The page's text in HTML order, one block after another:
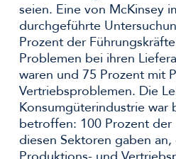
seien. Eine von McKinsey
durchgeführte
Prozent der
Problemen bei ihren
waren und 75 Prozent mit
Vertriebsproblemen. Die
Konsumgüterindustrie war
betroffen: 100 Prozent der
diesen Sektoren gaben an,